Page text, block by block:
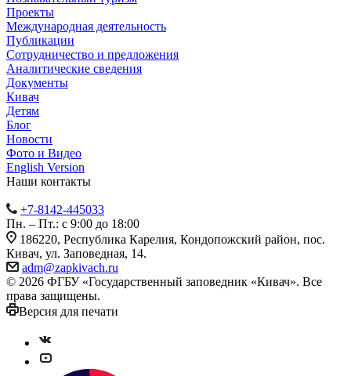
Проекты
Международная деятельность
Публикации
Сотрудничество и предложения
Аналитические сведения
Документы
Кивач
Детям
Блог
Новости
Фото и Видео
English Version
Наши контакты
+7-8142-445033
Пн. – Пт.: с 9:00 до 18:00
186220, Республика Карелия, Кондопожский район, пос.
Кивач, ул. Заповедная, 14.
adm@zapkivach.ru
© 2026 ФГБУ «Государственный заповедник «Кивач». Все
права защищены.
Версия для печати